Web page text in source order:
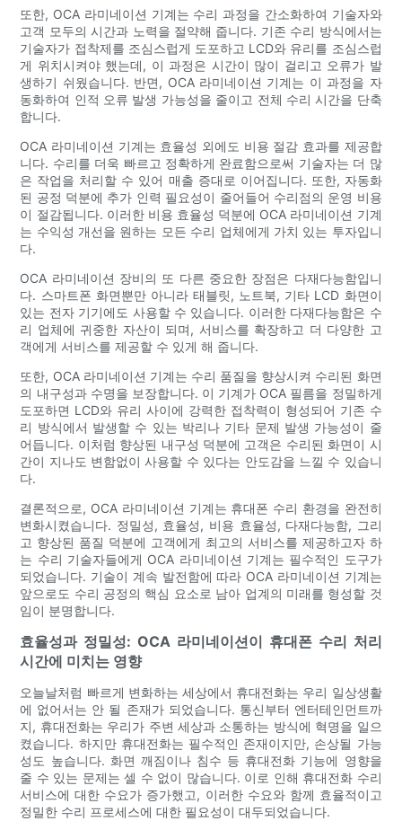
또한, OCA 라미네이션 기계는 수리 과정을 간소화하여 기술자와
고객 모두의 시간과 노력을 절약해 줍니다. 기존 수리 방식에서는
기술자가 접착제를 조심스럽게 도포하고 LCD와 유리를 조심스럽
게 위치시켜야 했는데, 이 과정은 시간이 많이 걸리고 오류가 발
생하기 쉬웠습니다. 반면, OCA 라미네이션 기계는 이 과정을 자
동화하여 인적 오류 발생 가능성을 줄이고 전체 수리 시간을 단축
합니다.
OCA 라미네이션 기계는 효율성 외에도 비용 절감 효과를 제공합
니다. 수리를 더욱 빠르고 정확하게 완료함으로써 기술자는 더 많
은 작업을 처리할 수 있어 매출 증대로 이어집니다. 또한, 자동화
된 공정 덕분에 추가 인력 필요성이 줄어들어 수리점의 운영 비용
이 절감됩니다. 이러한 비용 효율성 덕분에 OCA 라미네이션 기계
는 수익성 개선을 원하는 모든 수리 업체에게 가치 있는 투자입니
다.
OCA 라미네이션 장비의 또 다른 중요한 장점은 다재다능함입니
다. 스마트폰 화면뿐만 아니라 태블릿, 노트북, 기타 LCD 화면이
있는 전자 기기에도 사용할 수 있습니다. 이러한 다재다능함은 수
리 업체에 귀중한 자산이 되며, 서비스를 확장하고 더 다양한 고
객에게 서비스를 제공할 수 있게 해 줍니다.
또한, OCA 라미네이션 기계는 수리 품질을 향상시켜 수리된 화면
의 내구성과 수명을 보장합니다. 이 기계가 OCA 필름을 정밀하게
도포하면 LCD와 유리 사이에 강력한 접착력이 형성되어 기존 수
리 방식에서 발생할 수 있는 박리나 기타 문제 발생 가능성이 줄
어듭니다. 이처럼 향상된 내구성 덕분에 고객은 수리된 화면이 시
간이 지나도 변함없이 사용할 수 있다는 안도감을 느낄 수 있습니
다.
결론적으로, OCA 라미네이션 기계는 휴대폰 수리 환경을 완전히
변화시켰습니다. 정밀성, 효율성, 비용 효율성, 다재다능함, 그리
고 향상된 품질 덕분에 고객에게 최고의 서비스를 제공하고자 하
는 수리 기술자들에게 OCA 라미네이션 기계는 필수적인 도구가
되었습니다. 기술이 계속 발전함에 따라 OCA 라미네이션 기계는
앞으로도 수리 공정의 핵심 요소로 남아 업계의 미래를 형성할 것
임이 분명합니다.
효율성과 정밀성: OCA 라미네이션이 휴대폰 수리 처리
시간에 미치는 영향
오늘날처럼 빠르게 변화하는 세상에서 휴대전화는 우리 일상생활
에 없어서는 안 될 존재가 되었습니다. 통신부터 엔터테인먼트까
지, 휴대전화는 우리가 주변 세상과 소통하는 방식에 혁명을 일으
켰습니다. 하지만 휴대전화는 필수적인 존재이지만, 손상될 가능
성도 높습니다. 화면 깨짐이나 침수 등 휴대전화 기능에 영향을
줄 수 있는 문제는 셀 수 없이 많습니다. 이로 인해 휴대전화 수리
서비스에 대한 수요가 증가했고, 이러한 수요와 함께 효율적이고
정밀한 수리 프로세스에 대한 필요성이 대두되었습니다.